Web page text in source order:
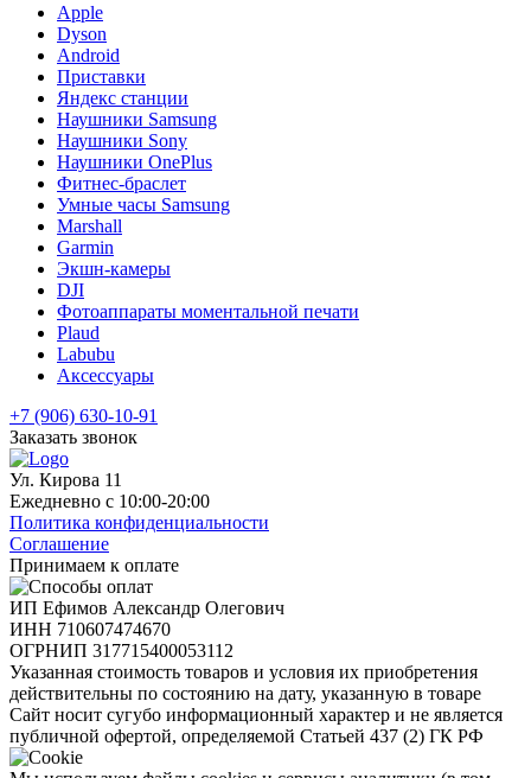
Apple
Dyson
Android
Приставки
Яндекс станции
Наушники Samsung
Наушники Sony
Наушники OnePlus
Фитнес-браслет
Умные часы Samsung
Marshall
Garmin
Экшн-камеры
DJI
Фотоаппараты моментальной печати
Plaud
Labubu
Аксессуары
+7 (906) 630-10-91
Заказать звонок
Ул. Кирова 11
Ежедневно с 10:00-20:00
Политика конфиденциальности
Соглашение
Принимаем к оплате
ИП Ефимов Александр Олегович
ИНН 710607474670
ОГРНИП 317715400053112
Указанная стоимость товаров и условия их приобретения
действительны по состоянию на дату, указанную в товаре
Сайт носит сугубо информационный характер и не является
публичной офертой, определяемой Статьей 437 (2) ГК РФ